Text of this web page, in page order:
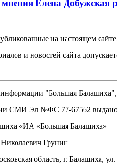
Елена Добужская
на настоящем
и новостей сайта
информации "Большая Балашиха",
СМИ Эл №ФС ‎77-67562 выдано
«ИА «Большая Балашиха»
Грунин
область, г. Балашиха,